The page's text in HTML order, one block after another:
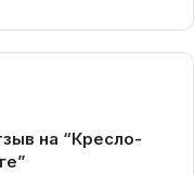
на “Кресло-